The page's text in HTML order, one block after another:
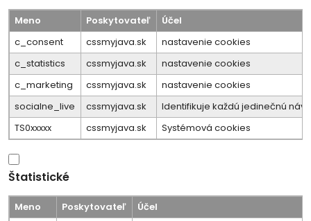
Meno Poskytovateľ
Účel
c_consent
cssmyjava.sk
nastavenie cookies
c_statistics
cssmyjava.sk
nastavenie cookies
c_marketing
cssmyjava.sk
nastavenie cookies
socialne_live
cssmyjava.sk
Identifikuje každú jedinečnú
TS0xxxxx
cssmyjava.sk Systémová cookies
Štatistické
Meno Poskytovateľ
Účel